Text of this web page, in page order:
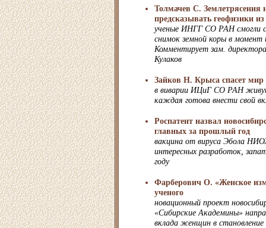
Толмачев С. Землетрясения
предсказывать геофизики
ученые ИНГГ СО РАН смогли
снимок земной коры в момент
Комментирует зам.
Кулаков
Зайков Н. Крыса спасет мир
в виварии ИЦиГ СО РАН
каждая готова внести свой
Роспатент назвал
главных за прошлый год
вакцина от вируса Эбола
интересных разработок,
году
Фарберович О. «Женское
ученого
новационный проект
«Сибирские Академины»
вклада женщин в